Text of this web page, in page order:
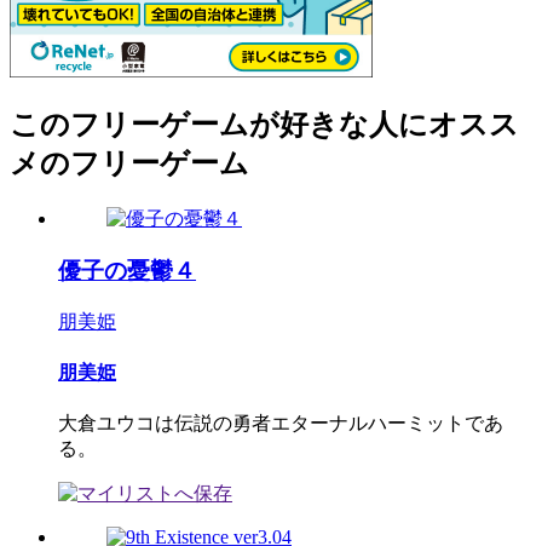
このフリーゲームが好きな人にオスス
メのフリーゲーム
優子の憂鬱４
朋美姫
朋美姫
大倉ユウコは伝説の勇者エターナルハーミットであ
る。